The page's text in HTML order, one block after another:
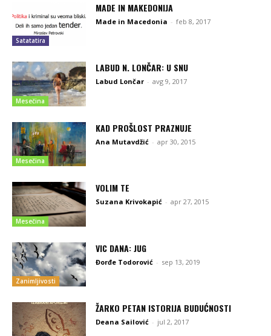
Satatatira
MADE IN MAKEDONIJA
Made in Macedonia - feb 8, 2017
Mesečina
LABUD N. LONČAR: U SNU
Labud Lončar - avg 9, 2017
Mesečina
KAD PROŠLOST PRAZNUJE
Ana Mutavdžić - apr 30, 2015
Mesečina
VOLIM TE
Suzana Krivokapić - apr 27, 2015
Zanimljivosti
VIC DANA: JUG
Đorđe Todorović - sep 13, 2019
ŽARKO PETAN ISTORIJA BUDUĆNOSTI
Deana Sailović - jul 2, 2017